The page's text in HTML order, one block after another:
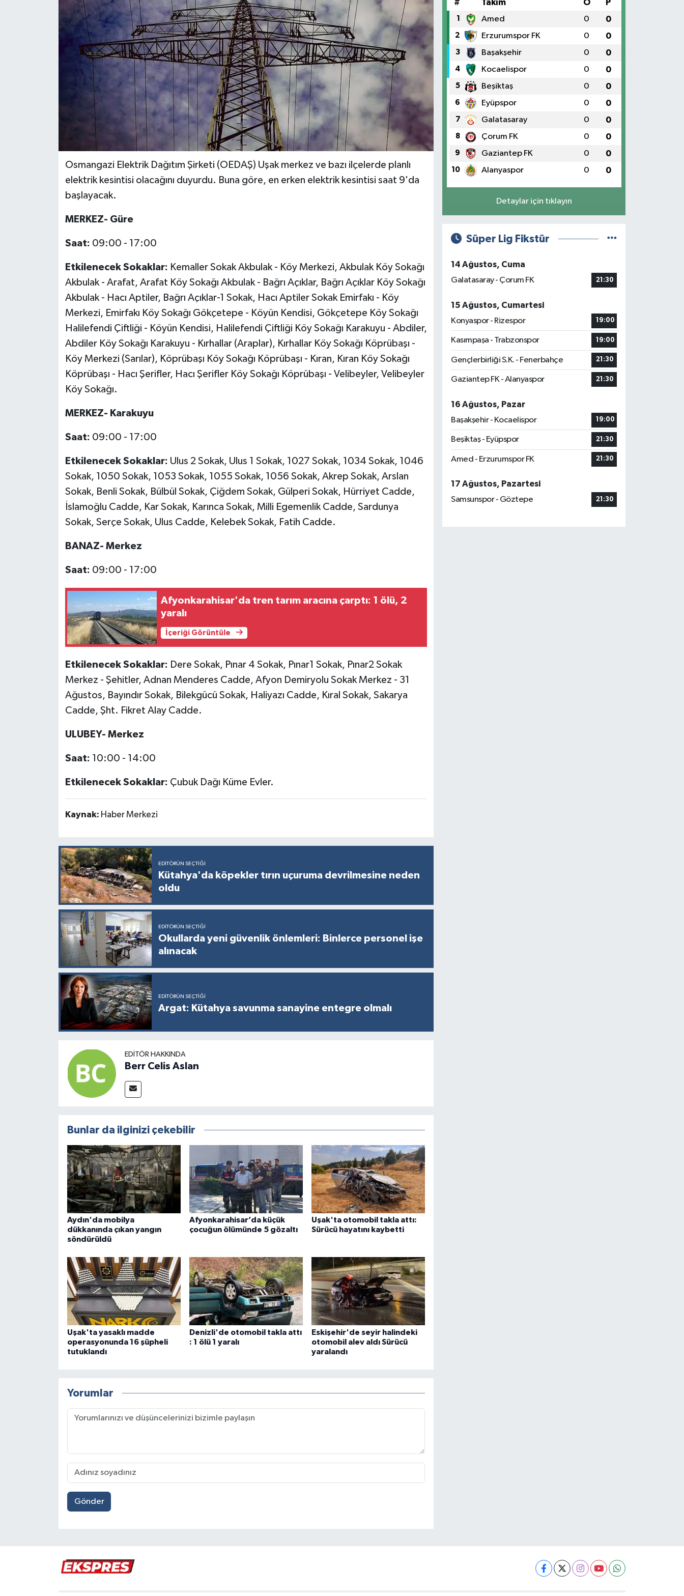
Osmangazi Elektrik Dağıtım Şirketi (OEDAŞ) Uşak merkez ve bazı ilçelerde planlı
elektrik kesintisi olacağını duyurdu. Buna göre, en erken elektrik kesintisi saat 9'da
başlayacak.
MERKEZ- Güre
Saat: 09:00 - 17:00
Etkilenecek Sokaklar: Kemaller Sokak Akbulak - Köy Merkezi, Akbulak Köy Sokağı
Akbulak - Arafat, Arafat Köy Sokağı Akbulak - Bağrı Açıklar, Bağrı Açıklar Köy Sokağı
Akbulak - Hacı Aptiler, Bağrı Açıklar-1 Sokak, Hacı Aptiler Sokak Emirfakı - Köy
Merkezi, Emirfakı Köy Sokağı Gökçetepe - Köyün Kendisi, Gökçetepe Köy Sokağı
Halilefendi Çiftliği - Köyün Kendisi, Halilefendi Çiftliği Köy Sokağı Karakuyu - Abdiler,
Abdiler Köy Sokağı Karakuyu - Kırhallar (Araplar), Kırhallar Köy Sokağı Köprübaşı -
Köy Merkezi (Sarılar), Köprübaşı Köy Sokağı Köprübaşı - Kıran, Kıran Köy Sokağı
Köprübaşı - Hacı Şerifler, Hacı Şerifler Köy Sokağı Köprübaşı - Velibeyler, Velibeyler
Köy Sokağı.
MERKEZ- Karakuyu
Saat: 09:00 - 17:00
Etkilenecek Sokaklar: Ulus 2 Sokak, Ulus 1 Sokak, 1027 Sokak, 1034 Sokak, 1046
Sokak, 1050 Sokak, 1053 Sokak, 1055 Sokak, 1056 Sokak, Akrep Sokak, Arslan
Sokak, Benli Sokak, Bülbül Sokak, Çiğdem Sokak, Gülperi Sokak, Hürriyet Cadde,
İslamoğlu Cadde, Kar Sokak, Karınca Sokak, Milli Egemenlik Cadde, Sardunya
Sokak, Serçe Sokak, Ulus Cadde, Kelebek Sokak, Fatih Cadde.
BANAZ- Merkez
Saat: 09:00 - 17:00
Afyonkarahisar'da tren tarım aracına çarptı: 1 ölü, 2
yaralı
İçeriği Görüntüle
Etkilenecek Sokaklar: Dere Sokak, Pınar 4 Sokak, Pınar1 Sokak, Pınar2 Sokak
Merkez - Şehitler, Adnan Menderes Cadde, Afyon Demiryolu Sokak Merkez - 31
Ağustos, Bayındır Sokak, Bilekgücü Sokak, Haliyazı Cadde, Kıral Sokak, Sakarya
Cadde, Şht. Fikret Alay Cadde.
ULUBEY- Merkez
Saat: 10:00 - 14:00
Etkilenecek Sokaklar: Çubuk Dağı Küme Evler.
Kaynak: Haber Merkezi
EDITÖRÜN SEÇTIĞI
Kütahya'da köpekler tırın uçuruma devrilmesine neden
oldu
EDITÖRÜN SEÇTIĞI
Okullarda yeni güvenlik önlemleri: Binlerce personel işe
alınacak
EDITÖRÜN SEÇTIĞI
Argat: Kütahya savunma sanayine entegre olmalı
EDITÖR HAKKINDA
Berr Celis Aslan
Bunlar da ilginizi çekebilir
Aydın'da mobilya
dükkanında çıkan yangın
söndürüldü
Afyonkarahisar’da küçük
çocuğun ölümünde 5 gözaltı
Uşak'ta otomobil takla attı:
Sürücü hayatını kaybetti
Uşak'ta yasaklı madde
operasyonunda 16 şüpheli
tutuklandı
Denizli'de otomobil takla attı
: 1 ölü 1 yaralı
Eskişehir'de seyir halindeki
otomobil alev aldı Sürücü
yaralandı
Yorumlar
Gönder
# Takım O P
1 Amed 0 0
2 Erzurumspor FK 0 0
3 Başakşehir 0 0
4 Kocaelispor 0 0
5 Beşiktaş 0 0
6 Eyüpspor 0 0
7 Galatasaray 0 0
8 Çorum FK 0 0
9 Gaziantep FK 0 0
10 Alanyaspor 0 0
Detaylar için tıklayın
Süper Lig Fikstür
14 Ağustos, Cuma
Galatasaray - Çorum FK
21:30
15 Ağustos, Cumartesi
Konyaspor - Rizespor
19:00
Kasımpaşa - Trabzonspor 19:00
Gençlerbirliği S.K. - Fenerbahçe 21:30
Gaziantep FK - Alanyaspor 21:30
16 Ağustos, Pazar
Başakşehir - Kocaelispor
19:00
Beşiktaş - Eyüpspor 21:30
Amed - Erzurumspor FK 21:30
17 Ağustos, Pazartesi
Samsunspor - Göztepe
21:30
Köşe Yazıları
Kültür Sanat
Resmi İlan
Teknoloji